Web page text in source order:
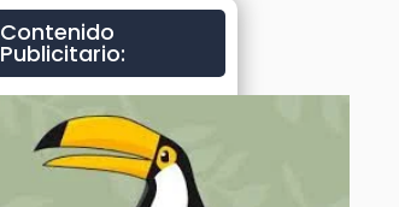
Contenido
Publicitario: